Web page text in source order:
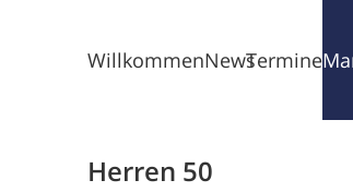
WillkommenNewsTermine
Herren 50